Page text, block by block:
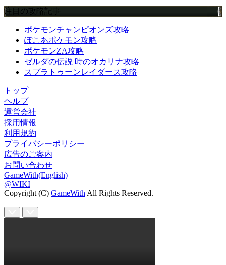
注目の攻略記事
ポケモンチャンピオンズ攻略
ぽこあポケモン攻略
ポケモンZA攻略
ゼルダの伝説 時のオカリナ攻略
スプラトゥーンレイダース攻略
トップ
ヘルプ
運営会社
採用情報
利用規約
プライバシーポリシー
広告のご案内
お問い合わせ
GameWith(English)
@WIKI
Copyright (C) GameWith All Rights Reserved.